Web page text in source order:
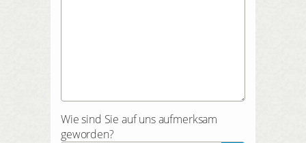
Wie sind Sie auf uns aufmerksam
geworden?